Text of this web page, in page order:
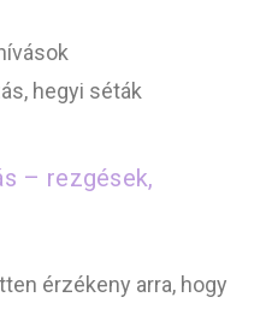
hegyi séták
– rezgések,
érzékeny arra, hogy